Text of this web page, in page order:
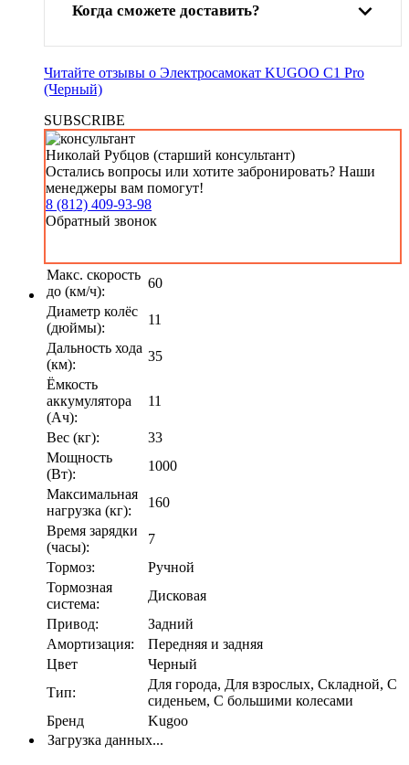
Когда сможете доставить?
Читайте отзывы о Электросамокат KUGOO C1 Pro
(Черный)
SUBSCRIBE
Николай Рубцов (старший консультант)
Остались вопросы или хотите забронировать? Наши
менеджеры вам помогут!
8 (812) 409-93-98
Обратный звонок
Макс. скорость
до (км/ч):
60
Диаметр колёс
(дюймы):
11
Дальность хода
(км):
35
Ёмкость
аккумулятора
(Ач):
11
Вес (кг):
33
Мощность
(Вт):
1000
Максимальная
нагрузка (кг):
160
Время зарядки
(часы):
7
Тормоз:
Ручной
Тормозная
система:
Дисковая
Привод:
Задний
Амортизация:
Передняя и задняя
Цвет
Черный
Тип:
Для города, Для взрослых, Складной, С
сиденьем, С большими колесами
Бренд
Kugoo
Загрузка данных...